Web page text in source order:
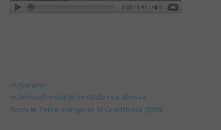
<\/param>
<\/embed><\/object><\/div>«;» alt=»»>
Ronni le Tekrø marsjerer til Granittrock 2009